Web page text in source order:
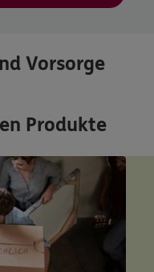
Vorsorge
Produkte